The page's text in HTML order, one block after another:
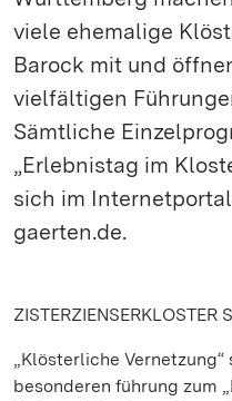
viele ehemalige
Barock mit und
vielfältigen
Sämtliche
„Erlebnistag im
sich im
gaerten.de.
ZISTERZIENSERKLOSTER
„Klösterliche
besonderen führung zum